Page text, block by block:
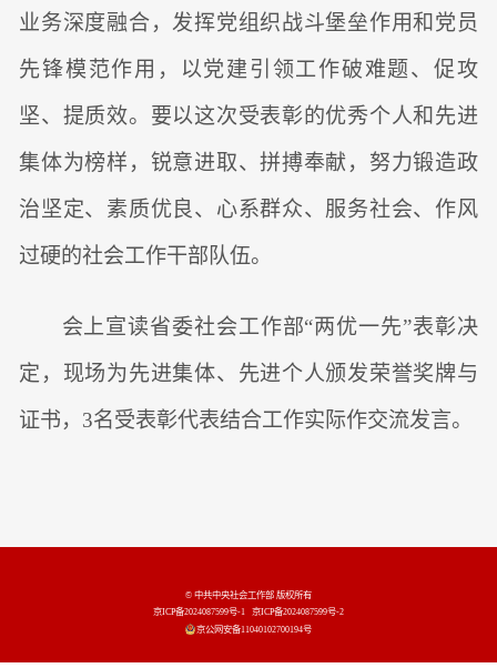
业务深度融合，发挥党组织战斗堡垒作用和党员
先锋模范作用，以党建引领工作破难题、促攻
坚、提质效。要以这次受表彰的优秀个人和先进
集体为榜样，锐意进取、拼搏奉献，努力锻造政
治坚定、素质优良、心系群众、服务社会、作风
过硬的社会工作干部队伍。
会上宣读省委社会工作部“两优一先”表彰决
定，现场为先进集体、先进个人颁发荣誉奖牌与
证书，3名受表彰代表结合工作实际作交流发言。
© 中共中央社会工作部 版权所有
京ICP备2024087599号-1
京ICP备2024087599号-2
京公网安备11040102700194号